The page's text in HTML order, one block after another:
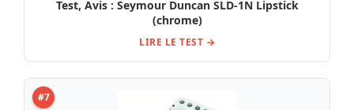
Test, Avis : Seymour Duncan SLD-1N Lipstick
(chrome)
LIRE LE TEST →
#7